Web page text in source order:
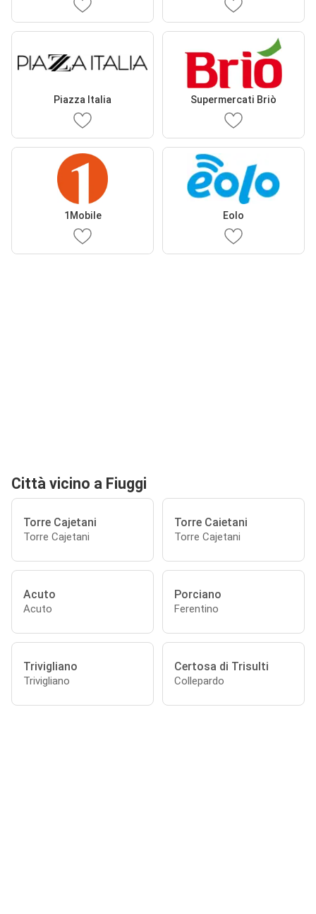
Piazza Italia Supermercati Briò
1Mobile Eolo
Città vicino a Fiuggi
Torre Cajetani
Torre Cajetani
Torre Caietani
Torre Cajetani
Acuto
Acuto
Porciano
Ferentino
Trivigliano
Trivigliano
Certosa di Trisulti
Collepardo